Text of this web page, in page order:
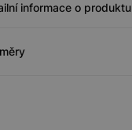
informace o produktu